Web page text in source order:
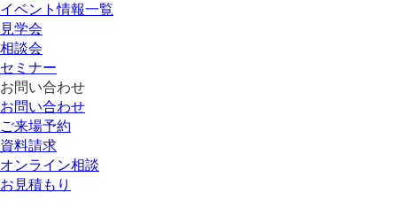
イベント情報一覧
見学会
相談会
セミナー
お問い合わせ
お問い合わせ
ご来場予約
資料請求
オンライン相談
お見積もり